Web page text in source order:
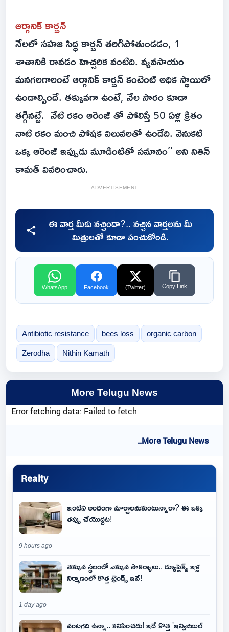
ఆర్గానిక్ కార్బన్
నేలలో సహజ సిద్ధ కార్బన్ తరిగిపోతుండడం, 1
శాతానికి రావడం హెచ్చరిక వంటిది. వ్యవసాయం
మనగలగాలంటే ఆర్గానిక్ కార్బన్ కంటెంట్ అధిక స్థాయిలో
ఉండాల్సిందే. తక్కువగా ఉంటే, నేల సారం కూడా
తగ్గినట్టే. నేటి రకం ఆరెంజ్ తో పోలిస్తే 50 ఏళ్ల క్రితం
నాటి రకం మంచి పోషక విలువలతో ఉండేది. వెనుకటి
ఒక్క ఆరెంజ్ ఇప్పుడు మూడింటితో సమానం’’ అని నితిన్
కామత్ వివరించారు.
ADVERTISEMENT
ఈ వార్త మీకు నచ్చిందా?.. నచ్చిన వార్తలను మీ
మిత్రులతో కూడా పంచుకోండి.
WhatsApp Facebook (Twitter) Copy Link
Antibiotic resistance bees loss organic carbon
Zerodha Nithin Kamath
More Telugu News
Error fetching data: Failed to fetch
..More Telugu News
Realty
ఇంటిని అందంగా మార్చాలనుకుంటున్నారా? ఈ ఒక్క
తప్పు చేయొద్దట!
9 hours ago
తక్కువ స్థలంలో ఎక్కువ సౌకర్యాలు.. డ్యూప్లెక్స్ ఇళ్ల
నిర్మాణంలో కొత్త ట్రెండ్స్ ఇవే!
1 day ago
వంటగది ఉన్నా.. కనిపించదు! ఇదే కొత్త 'ఇన్విజిబుల్